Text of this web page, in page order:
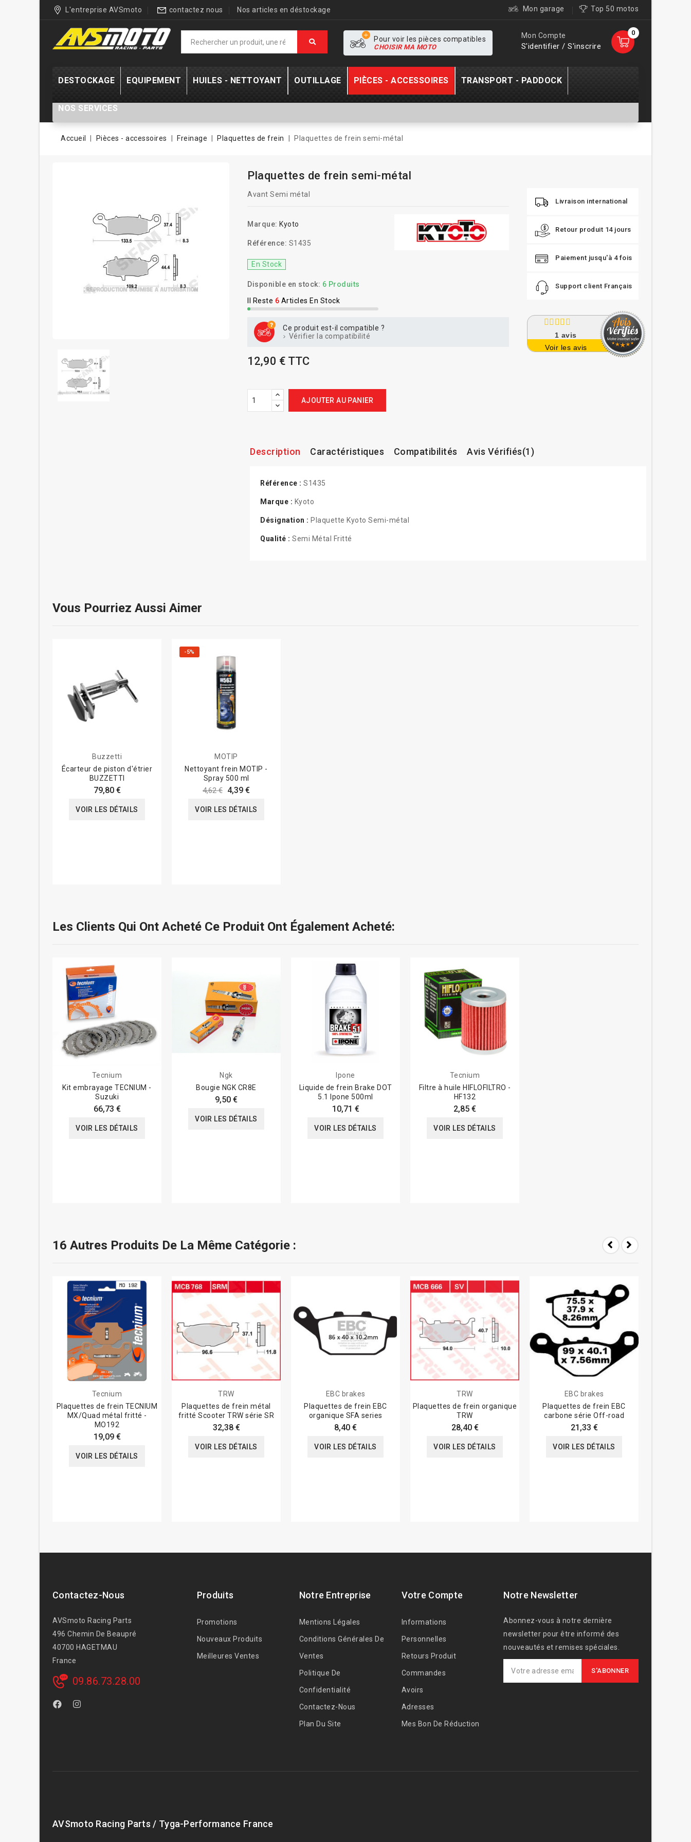
L'entreprise AVSmoto contactez nous Nos articles en déstockage Mon garage Top 50 motos
0
Mon Compte
S'identifier / S'inscrire
Pour voir les pièces compatibles
CHOISIR MA MOTO
DESTOCKAGE EQUIPEMENT HUILES - NETTOYANT OUTILLAGE PIÈCES - ACCESSOIRES TRANSPORT - PADDOCK
NOS SERVICES
Accueil Pièces - accessoires Freinage Plaquettes de frein Plaquettes de frein semi-métal
Plaquettes de frein semi-métal
Avant Semi métal
Marque: Kyoto
Référence: S1435
En Stock
Disponible en stock: 6 Produits
Il Reste 6 Articles En Stock
Ce produit est-il compatible ?
Vérifier la compatibilité
12,90 € TTC
AJOUTER AU PANIER
Livraison international
Retour produit 14 jours
Paiement jusqu'à 4 fois
Support client Français
1 avis
Voir les avis
Description Caractéristiques Compatibilités Avis Vérifiés(1)
Référence : S1435
Marque : Kyoto
Désignation : Plaquette Kyoto Semi-métal
Qualité : Semi Métal Fritté
Vous Pourriez Aussi Aimer
Buzzetti
Écarteur de piston d'étrier
BUZZETTI
79,80 €
VOIR LES DÉTAILS
-5%
MOTIP
Nettoyant frein MOTIP -
Spray 500 ml
4,62 € 4,39 €
VOIR LES DÉTAILS
Les Clients Qui Ont Acheté Ce Produit Ont Également Acheté:
Tecnium
Kit embrayage TECNIUM -
Suzuki
66,73 €
VOIR LES DÉTAILS
Ngk
Bougie NGK CR8E
9,50 €
VOIR LES DÉTAILS
Ipone
Liquide de frein Brake DOT
5.1 Ipone 500ml
10,71 €
VOIR LES DÉTAILS
Tecnium
Filtre à huile HIFLOFILTRO -
HF132
2,85 €
VOIR LES DÉTAILS
16 Autres Produits De La Même Catégorie :
Tecnium
Plaquettes de frein TECNIUM
MX/Quad métal fritté -
MO192
19,09 €
VOIR LES DÉTAILS
TRW
Plaquettes de frein métal
fritté Scooter TRW série SR
32,38 €
VOIR LES DÉTAILS
EBC brakes
Plaquettes de frein EBC
organique SFA series
8,40 €
VOIR LES DÉTAILS
TRW
Plaquettes de frein organique
TRW
28,40 €
VOIR LES DÉTAILS
EBC brakes
Plaquettes de frein EBC
carbone série Off-road
21,33 €
VOIR LES DÉTAILS
Contactez-Nous
AVSmoto Racing Parts
496 Chemin De Beaupré
40700 HAGETMAU
France
09.86.73.28.00
Produits
Promotions
Nouveaux Produits
Meilleures Ventes
Notre Entreprise
Mentions Légales
Conditions Générales De
Ventes
Politique De
Confidentialité
Contactez-Nous
Plan Du Site
Votre Compte
Informations
Personnelles
Retours Produit
Commandes
Avoirs
Adresses
Mes Bon De Réduction
Notre Newsletter
Abonnez-vous à notre dernière
newsletter pour être informé des
nouveautés et remises spéciales.
AVSmoto Racing Parts / Tyga-Performance France